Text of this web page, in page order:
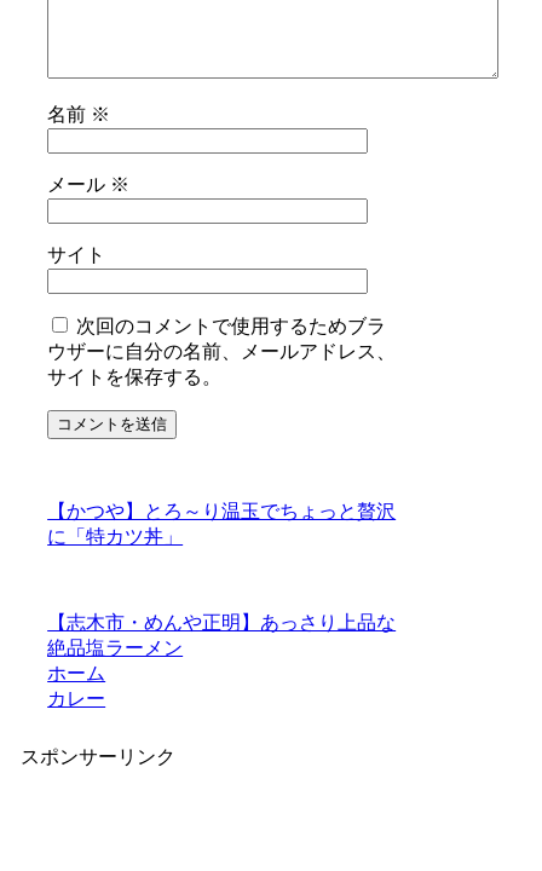
名前 ※
メール ※
サイト
次回のコメントで使用するためブラ
ウザーに自分の名前、メールアドレス、
サイトを保存する。
【かつや】とろ～り温玉でちょっと贅沢
に「特カツ丼」
【志木市・めんや正明】あっさり上品な
絶品塩ラーメン
ホーム
カレー
スポンサーリンク